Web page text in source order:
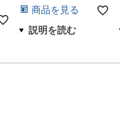
商品を見る